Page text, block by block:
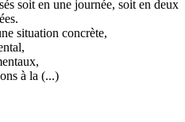
soit en une journée, soit en deux
situation concrète,
à la (...)